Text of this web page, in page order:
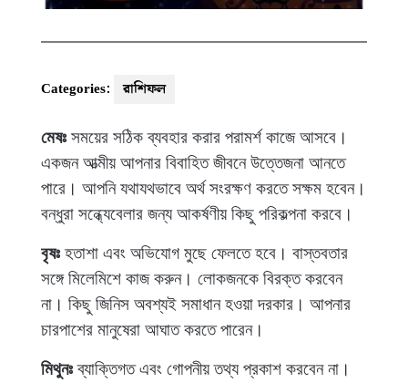
Categories: রাশিফল
মেষঃ সময়ের সঠিক ব্যবহার করার পরামর্শ কাজে আসবে।
একজন আত্মীয় আপনার বিবাহিত জীবনে উত্তেজনা আনতে
পারে। আপনি যথাযথভাবে অর্থ সংরক্ষণ করতে সক্ষম হবেন।
বন্ধুরা সন্ধ্যেবেলার জন্য আকর্ষণীয় কিছু পরিকল্পনা করবে।
বৃষঃ হতাশা এবং অভিযোগ মুছে ফেলতে হবে। বাস্তবতার
সঙ্গে মিলেমিশে কাজ করুন। লোকজনকে বিরক্ত করবেন
না। কিছু জিনিস অবশ্যই সমাধান হওয়া দরকার। আপনার
চারপাশের মানুষেরা আঘাত করতে পারেন।
মিথুনঃব্যাক্তিগত এবং গোপনীয় তথ্য প্রকাশ করবেন না।